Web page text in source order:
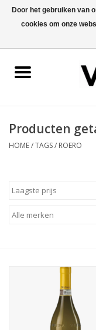
Wijn per kleur/soort
Wijnproeverij
Over Vinius
Producten
HOME/TAGS/ ROERO
Door het gebruiken van
cookies om onze